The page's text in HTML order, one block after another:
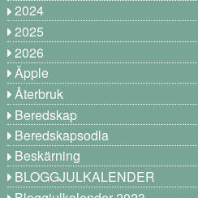
2024
2025
2026
Äpple
Återbruk
Beredskap
Beredskapsodla
Beskärning
BLOGGJULKALENDER